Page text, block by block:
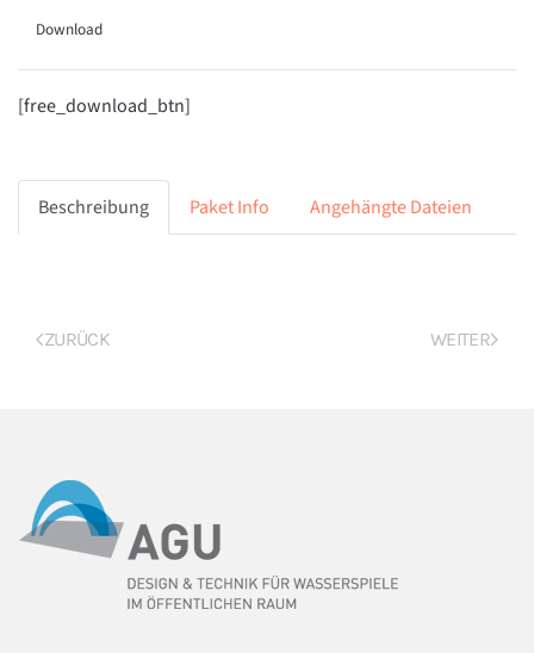
Download
[free_download_btn]
Beschreibung Paket Info Angehängte Dateien
ZURÜCK WEITER